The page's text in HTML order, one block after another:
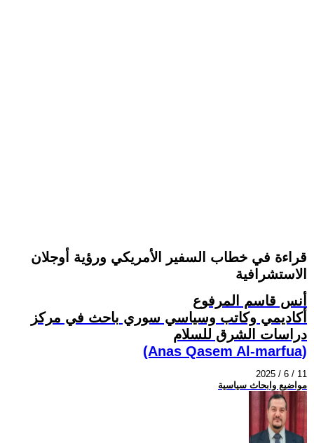
قراءة في خطاب السفير الأمريكي ورؤية أوجلان
الاستشرافية
أنس قاسم المرفوع
أكاديمي وكاتب وسياسي سوري باحث في مركز
دراسات الشرق للسلام
(Anas Qasem Al-marfua)
2025 / 6 / 11
مواضيع وابحاث سياسية